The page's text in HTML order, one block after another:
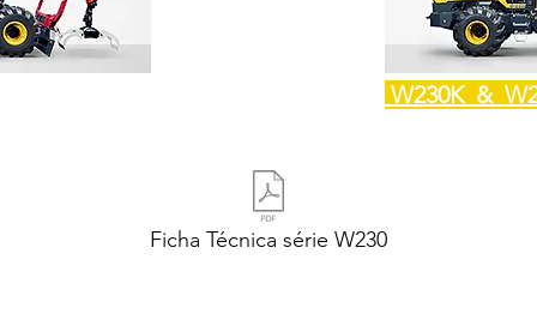
W230K &
Ficha Técnica série W230